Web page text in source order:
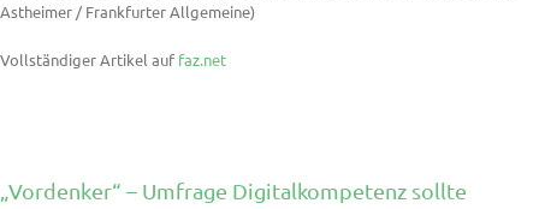
Astheimer / Frankfurter Allgemeine)
Vollständiger Artikel auf faz.net
„Vordenker“ – Umfrage Digitalkompetenz sollte